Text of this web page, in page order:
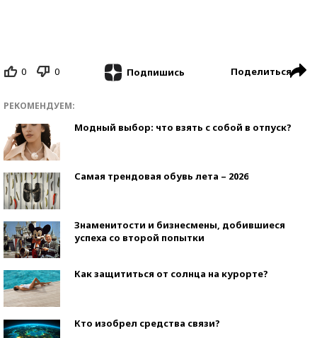
0 0 Подпишись Поделиться
РЕКОМЕНДУЕМ:
Модный выбор: что взять с собой в отпуск?
Самая трендовая обувь лета – 2026
Знаменитости и бизнесмены, добившиеся
успеха со второй попытки
Как защититься от солнца на курорте?
Кто изобрел средства связи?